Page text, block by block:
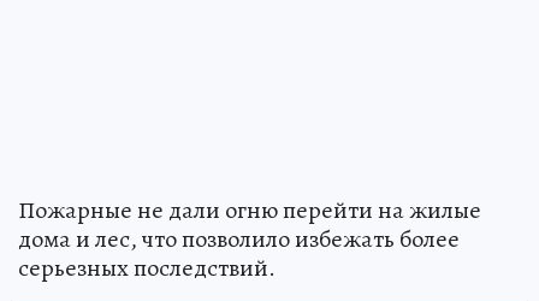
Пожарные не дали огню перейти на жилые
дома и лес, что позволило избежать более
серьезных последствий.